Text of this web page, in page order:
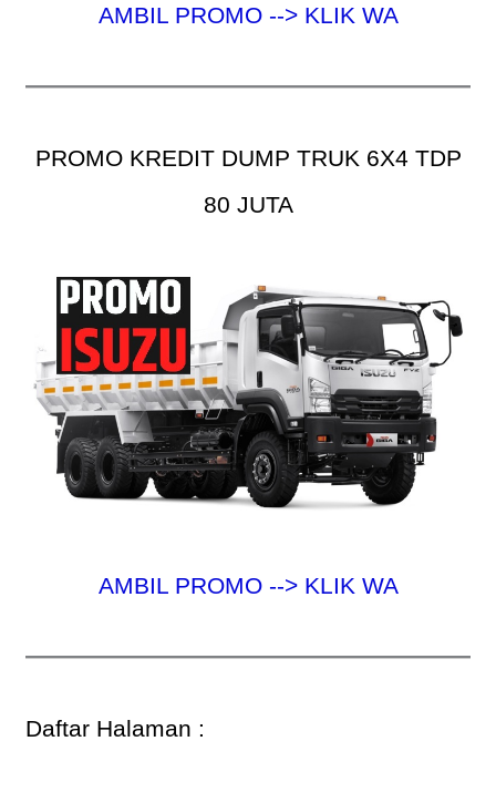
AMBIL PROMO --> KLIK WA
PROMO KREDIT DUMP TRUK 6X4 TDP
80 JUTA
AMBIL PROMO --> KLIK WA
Daftar Halaman :